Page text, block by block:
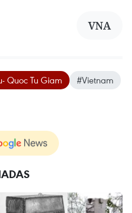
VNA
Quoc Tu Giam #Vietnam